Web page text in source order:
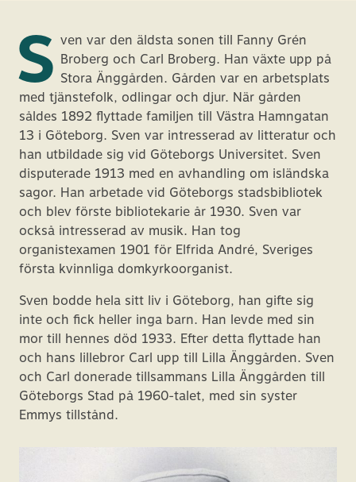
S ven var den äldsta sonen till Fanny Grén
Broberg och Carl Broberg. Han växte upp på
Stora Änggården. Gården var en arbetsplats
med tjänstefolk, odlingar och djur. När gården
såldes 1892 flyttade familjen till Västra Hamngatan
13 i Göteborg. Sven var intresserad av litteratur och
han utbildade sig vid Göteborgs Universitet. Sven
disputerade 1913 med en avhandling om isländska
sagor. Han arbetade vid Göteborgs stadsbibliotek
och blev förste bibliotekarie år 1930. Sven var
också intresserad av musik. Han tog
organistexamen 1901 för Elfrida André, Sveriges
första kvinnliga domkyrkoorganist.
Sven bodde hela sitt liv i Göteborg, han gifte sig
inte och fick heller inga barn. Han levde med sin
mor till hennes död 1933. Efter detta flyttade han
och hans lillebror Carl upp till Lilla Änggården. Sven
och Carl donerade tillsammans Lilla Änggården till
Göteborgs Stad på 1960-talet, med sin syster
Emmys tillstånd.